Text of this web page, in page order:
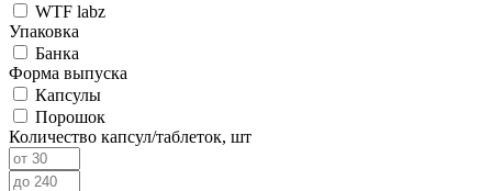
WTF labz
Упаковка
Банка
Форма выпуска
Капсулы
Порошок
Количество капсул/таблеток, шт